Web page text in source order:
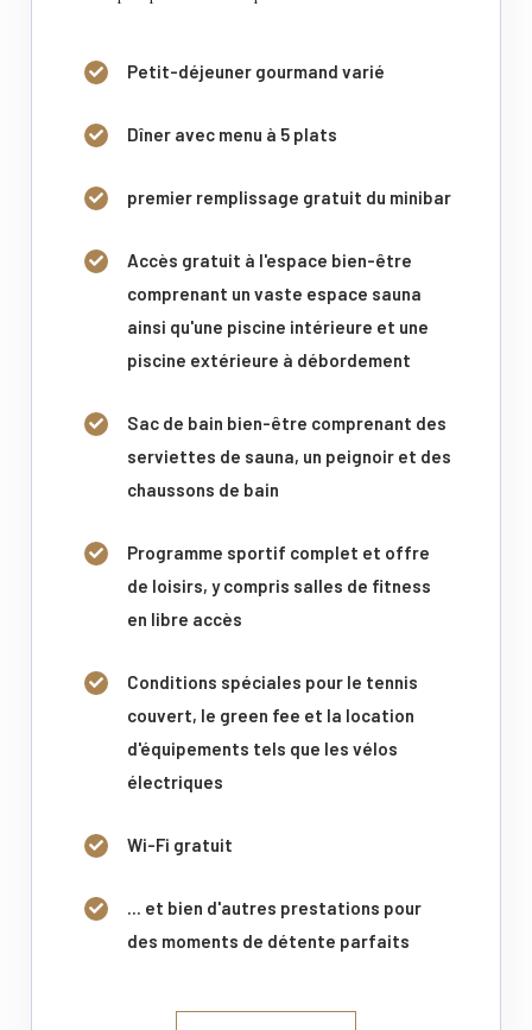
Petit-déjeuner gourmand varié
Dîner avec menu à 5 plats
premier remplissage gratuit du minibar
Accès gratuit à l'espace bien-être
comprenant un vaste espace sauna
ainsi qu'une piscine intérieure et une
piscine extérieure à débordement
Sac de bain bien-être comprenant des
serviettes de sauna, un peignoir et des
chaussons de bain
Programme sportif complet et offre
de loisirs, y compris salles de fitness
en libre accès
Conditions spéciales pour le tennis
couvert, le green fee et la location
d'équipements tels que les vélos
électriques
Wi-Fi gratuit
... et bien d'autres prestations pour
des moments de détente parfaits